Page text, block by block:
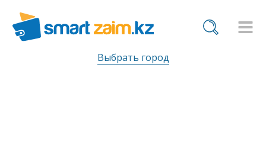
Выбрать город